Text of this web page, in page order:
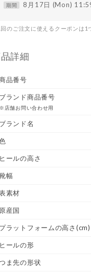
期間 8月17日 (Mon)
のご注文に使えるクーポンは1
詳細
品番号
ブランド商品番号
※店舗お問い合わせ用
ブランド名
ヒールの高さ
幅
素材
原産国
プラットフォームの高さ(cm)
ヒールの形
ま先の形状